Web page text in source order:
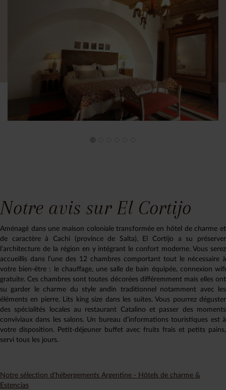
Notre avis sur El Cortijo
Aménagé dans une maison coloniale transformée en hôtel de charme et
de caractère à Cachi (province de Salta), El Cortijo a su préserver
l’architecture de la région en y intégrant le confort moderne. Vous serez
accueillis dans l’une des 12 chambres comportant tout le nécessaire à
votre bien-être : le chauffage, une salle de bain équipée, connexion wifi
gratuite. Ces chambres sont toutes décorées différemment mais elles ont
su garder le charme du style andin traditionnel notamment avec les
éléments en pierre. Lits king size dans les suites. Vous pourrez déguster
des spécialités locales au restaurant Catalino et passer des moments
conviviaux dans les salons. Un bureau d’informations touristiques est à
votre disposition. Petit-déjeuner buffet avec fruits frais et petits pains,
servi tous les jours.
Notre sélection d'hébergements Argentine - Hôtels de charme &
Estencias